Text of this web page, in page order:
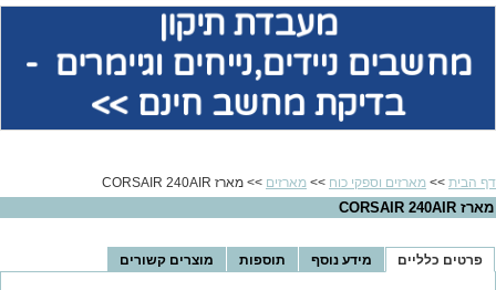
מעבדת תיקון
מחשביםניידים,נייחים וגיימרים -
בדיקת מחשב חינם >>
דף הבית >> מארזים וספקי כוח >> מארזים >> מארז CORSAIR 240AIR
מארז CORSAIR 240AIR
פרטים כלליים מידע נוסף תוספות מוצרים קשורים